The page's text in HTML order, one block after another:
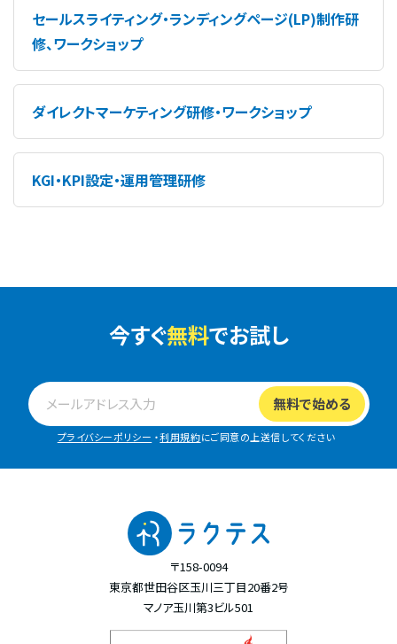
セールスライティング・ランディングページ(LP)制作研
修、ワークショップ
ダイレクトマーケティング研修・ワークショップ
KGI・KPI設定・運用管理研修
今すぐ無料でお試し
プライバシーポリシー ・利用規約にご同意の上送信してください
〒158-0094
東京都世田谷区玉川三丁目20番2号
マノア玉川第3ビル501